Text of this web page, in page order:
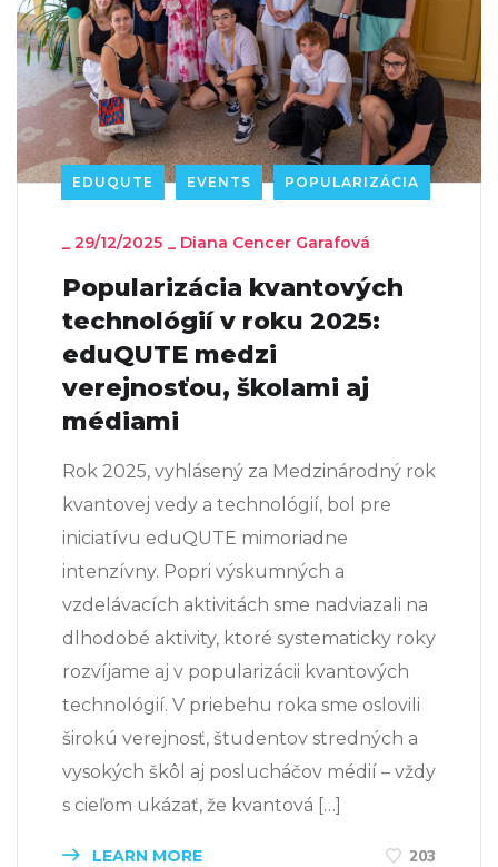
EDUQUTE EVENTS POPULARIZÁCIA
_ 29/12/2025 _ Diana Cencer Garafová
Popularizácia kvantových
technológií v roku 2025:
eduQUTE medzi
verejnosťou, školami aj
médiami
Rok 2025, vyhlásený za Medzinárodný rok
kvantovej vedy a technológií, bol pre
iniciatívu eduQUTE mimoriadne
intenzívny. Popri výskumných a
vzdelávacích aktivitách sme nadviazali na
dlhodobé aktivity, ktoré systematicky roky
rozvíjame aj v popularizácii kvantových
technológií. V priebehu roka sme oslovili
širokú verejnosť, študentov stredných a
vysokých škôl aj poslucháčov médií – vždy
s cieľom ukázať, že kvantová […]
LEARN MORE 203